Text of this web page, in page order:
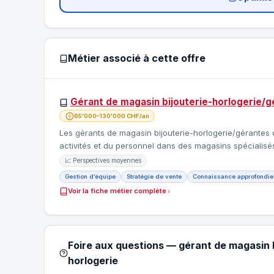
Métier associé à cette offre
Gérant de magasin bijouterie-horlogerie/
65'000–130'000 CHF/an
Les gérants de magasin bijouterie-horlogerie/
activités et du personnel dans des magasins
📈 Perspectives moyennes
Gestion d’équipe Stratégie de vente Connaissance
Voir la fiche métier complète
Foire aux questions — gérant de
horlogerie